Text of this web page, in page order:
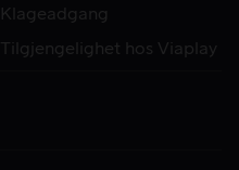
Klageadgang
Tilgjengelighet hos Viaplay